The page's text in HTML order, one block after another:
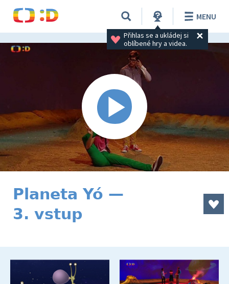
Přihlas se a ukládej si
oblíbené hry a videa.
MENU
Planeta Yó —
3. vstup